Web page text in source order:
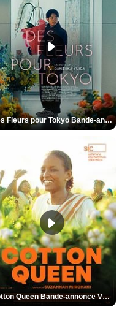
Des Fleurs pour Tokyo Bande-annonce VO STFR
Cotton Queen Bande-annonce VO STFR